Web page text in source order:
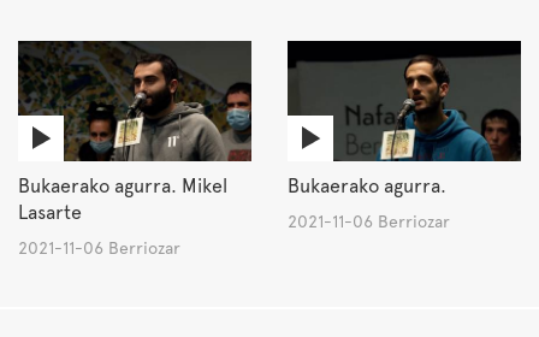
Bukaerako agurra. Mikel
Lasarte
2021-11-06 Berriozar
Bukaerako agurra.
2021-11-06 Berriozar